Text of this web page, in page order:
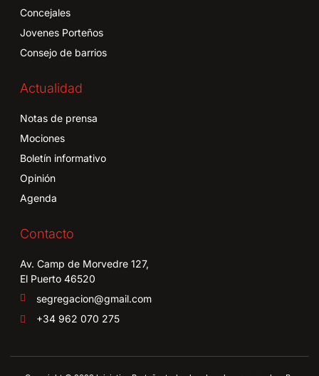
Concejales
Jovenes Porteños
Consejo de barrios
Actualidad
Notas de prensa
Mociones
Boletín informativo
Opinión
Agenda
Contacto
Av. Camp de Morvedre 127,
El Puerto 46520
segregacion@gmail.com
+34 962 070 275